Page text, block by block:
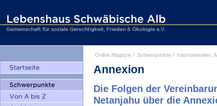
Online Magazin / Schwerpunkte / Internationales,
Annexion
Die Folgen der
Netanjahu über die